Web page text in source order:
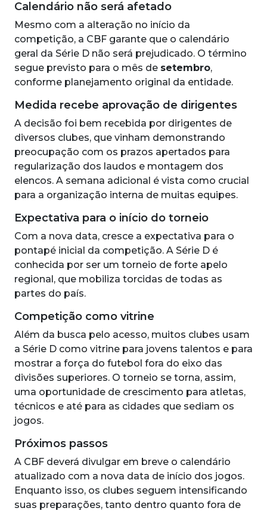
Calendário não será afetado
Mesmo com a alteração no início da
competição, a CBF garante que o calendário
geral da Série D não será prejudicado. O término
segue previsto para o mês de setembro,
conforme planejamento original da entidade.
Medida recebe aprovação de dirigentes
A decisão foi bem recebida por dirigentes de
diversos clubes, que vinham demonstrando
preocupação com os prazos apertados para
regularização dos laudos e montagem dos
elencos. A semana adicional é vista como crucial
para a organização interna de muitas equipes.
Expectativa para o início do torneio
Com a nova data, cresce a expectativa para o
pontapé inicial da competição. A Série D é
conhecida por ser um torneio de forte apelo
regional, que mobiliza torcidas de todas as
partes do país.
Competição como vitrine
Além da busca pelo acesso, muitos clubes usam
a Série D como vitrine para jovens talentos e para
mostrar a força do futebol fora do eixo das
divisões superiores. O torneio se torna, assim,
uma oportunidade de crescimento para atletas,
técnicos e até para as cidades que sediam os
jogos.
Próximos passos
A CBF deverá divulgar em breve o calendário
atualizado com a nova data de início dos jogos.
Enquanto isso, os clubes seguem intensificando
suas preparações, tanto dentro quanto fora de